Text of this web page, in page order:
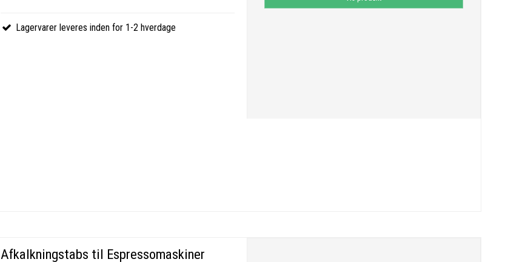
Lagervarer leveres inden for 1-2 hverdage
Afkalkningstabs til Espressomaskiner